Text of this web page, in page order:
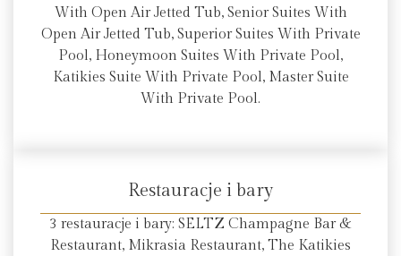
With Open Air Jetted Tub, Senior Suites With
Open Air Jetted Tub, Superior Suites With Private
Pool, Honeymoon Suites With Private Pool,
Katikies Suite With Private Pool, Master Suite
With Private Pool.
Restauracje i bary
3 restauracje i bary: SELTZ Champagne Bar &
Restaurant, Mikrasia Restaurant, The Katikies